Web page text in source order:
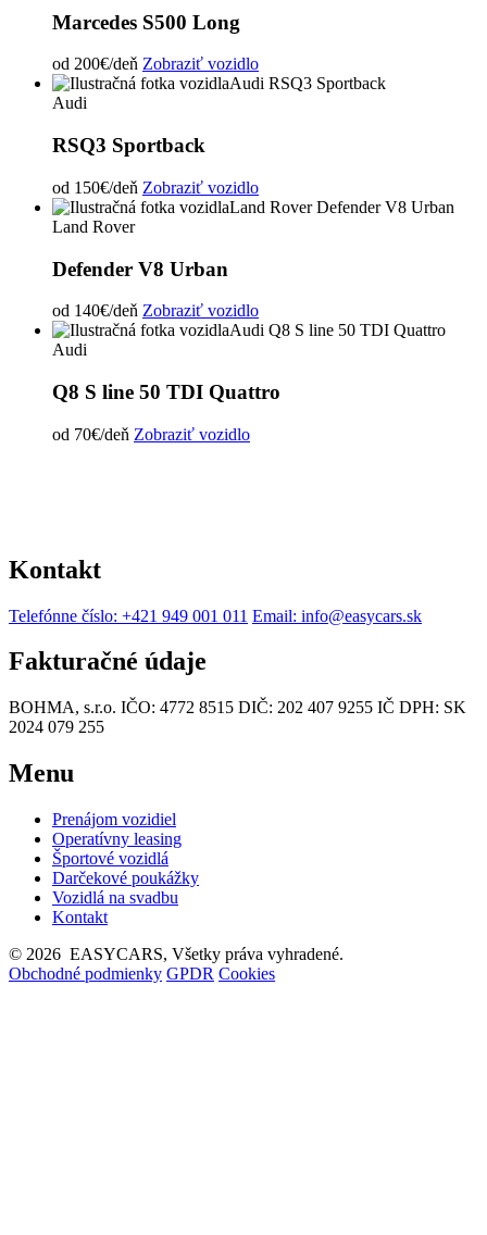
Marcedes S500 Long
od 200€/deň Zobraziť vozidlo
Audi
RSQ3 Sportback
od 150€/deň Zobraziť vozidlo
Land Rover
Defender V8 Urban
od 140€/deň Zobraziť vozidlo
Audi
Q8 S line 50 TDI Quattro
od 70€/deň Zobraziť vozidlo
Kontakt
Telefónne číslo: +421 949 001 011 Email: info@easycars.sk
Fakturačné údaje
BOHMA, s.r.o. IČO: 4772 8515 DIČ: 202 407 9255 IČ DPH: SK
2024 079 255
Menu
Prenájom vozidiel
Operatívny leasing
Športové vozidlá
Darčekové poukážky
Vozidlá na svadbu
Kontakt
© 2026 EASYCARS, Všetky práva vyhradené.
Obchodné podmienky GPDR Cookies